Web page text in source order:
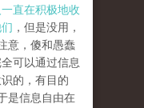
直在积极地收
，但是没用，
意，傻和愚蠢
可以通过信息
的，有目的
是信息自由在